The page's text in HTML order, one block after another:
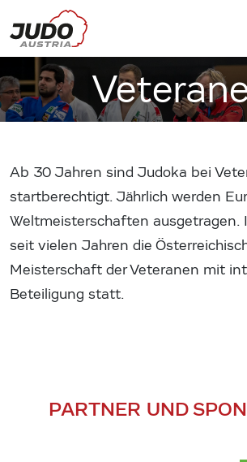
Ab 30 Jahren sind Judoka bei
startberechtigt. Jährlich werden
Weltmeisterschaften ausgetragen.
seit vielen Jahren die
Meisterschaft der Veteranen mit
Beteiligung statt.
PARTNER UND